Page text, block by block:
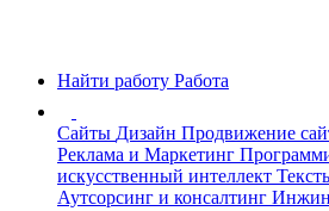
Найти работу Работа
Сайты Дизайн Продвижение
Реклама и Маркетинг
искусственный интеллект
Аутсорсинг и консалтинг